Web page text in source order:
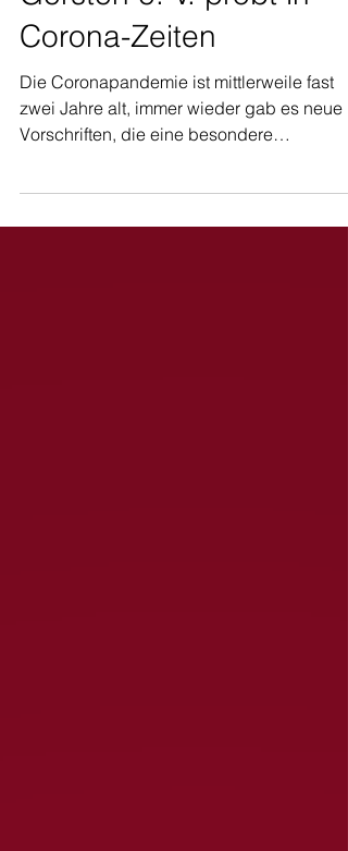
Gersten e. V. probt in
Corona-Zeiten
Die Coronapandemie ist mittlerweile fast
zwei Jahre alt, immer wieder gab es neue
Herausforderung an den...